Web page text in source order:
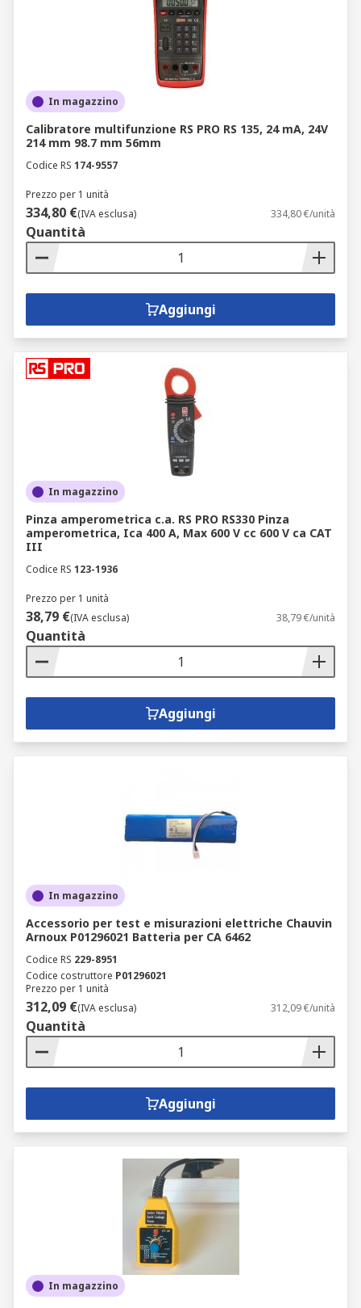
In magazzino
Calibratore multifunzione RS PRO RS 135, 24 mA, 24V
214 mm 98.7 mm 56mm
Codice RS 174-9557
Prezzo per 1 unità
334,80 €(IVA esclusa) 334,80 €/unità
Quantità
Aggiungi
In magazzino
Pinza amperometrica c.a. RS PRO RS330 Pinza
amperometrica, Ica 400 A, Max 600 V cc 600 V ca CAT
III
Codice RS 123-1936
Prezzo per 1 unità
38,79 €(IVA esclusa) 38,79 €/unità
Quantità
Aggiungi
In magazzino
Accessorio per test e misurazioni elettriche Chauvin
Arnoux P01296021 Batteria per CA 6462
Codice RS 229-8951
Codice costruttore P01296021
Prezzo per 1 unità
312,09 €(IVA esclusa) 312,09 €/unità
Quantità
Aggiungi
In magazzino